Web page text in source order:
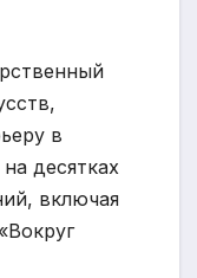
в
десятках
включая